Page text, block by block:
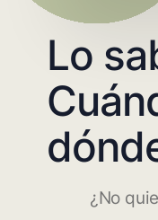
Lo
¿No